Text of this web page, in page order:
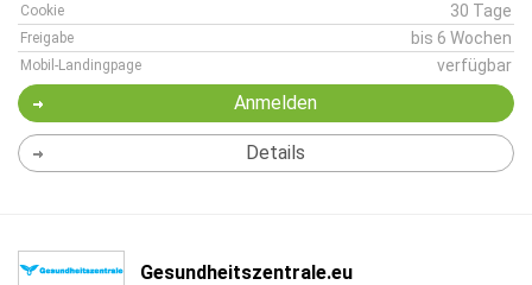
Cookie 30 Tage
Freigabe bis 6 Wochen
Mobil-Landingpage verfügbar
Anmelden
Details
Gesundheitszentrale.eu